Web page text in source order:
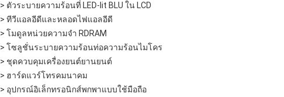
> ตัวระบายความร้อนที่ LED-lit BLU ใน LCD
> ทีวีแอลอีดีและหลอดไฟแอลอีดี
> โมดูลหน่วยความจำ RDRAM
> โซลูชั่นระบายความร้อนท่อความร้อนไมโคร
> ชุดควบคุมเครื่องยนต์ยานยนต์
> ฮาร์ดแวร์โทรคมนาคม
> อุปกรณ์อิเล็กทรอนิกส์พกพาแบบใช้มือถือ